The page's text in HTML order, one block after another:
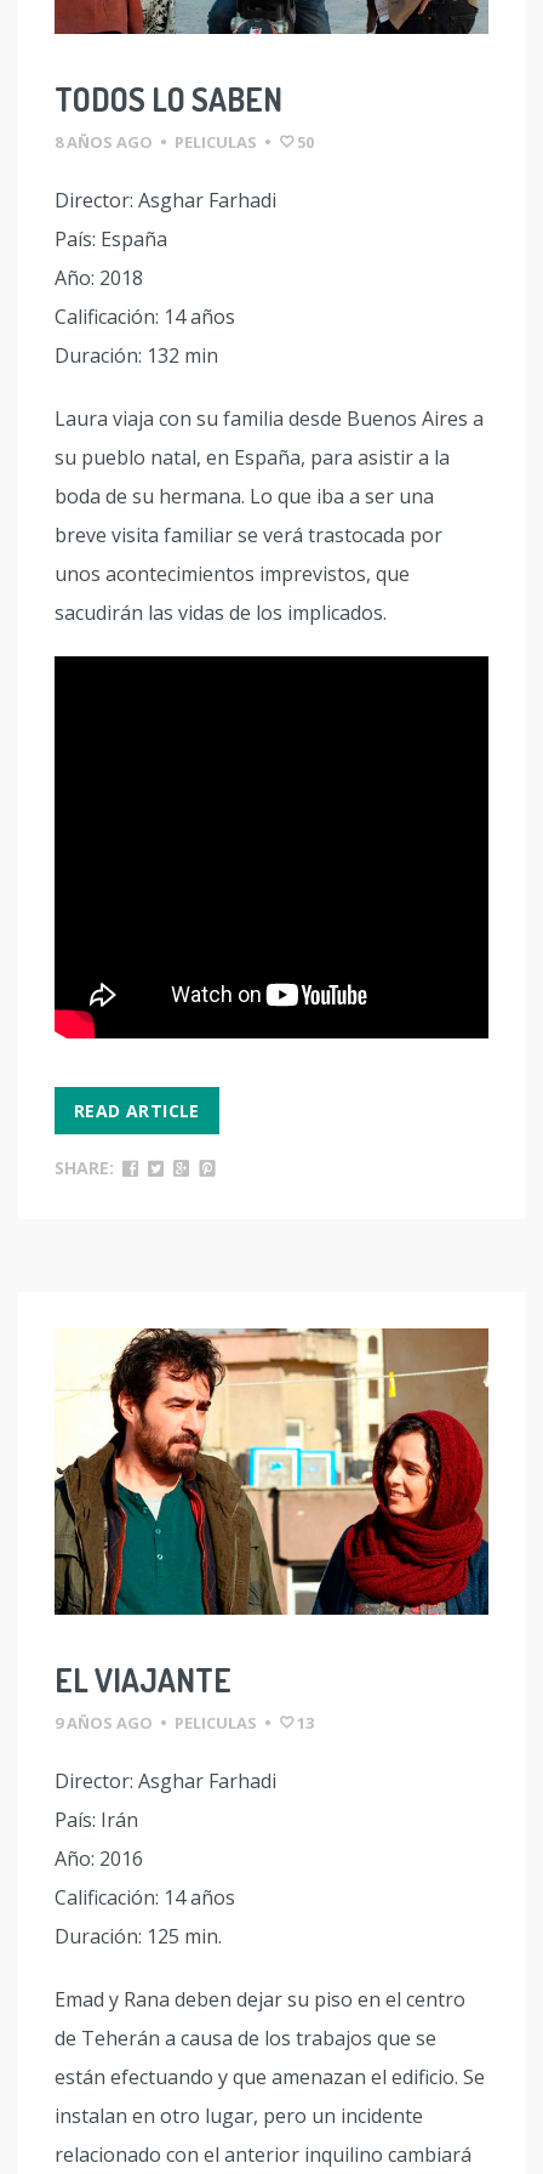
TODOS LO SABEN
8 AÑOS AGO • PELICULAS • 50
Director: Asghar Farhadi
País: España
Año: 2018
Calificación: 14 años
Duración: 132 min
Laura viaja con su familia desde Buenos Aires a
su pueblo natal, en España, para asistir a la
boda de su hermana. Lo que iba a ser una
breve visita familiar se verá trastocada por
unos acontecimientos imprevistos, que
sacudirán las vidas de los implicados.
READ ARTICLE
SHARE:
EL VIAJANTE
9 AÑOS AGO • PELICULAS • 13
Director: Asghar Farhadi
País: Irán
Año: 2016
Calificación: 14 años
Duración: 125 min.
Emad y Rana deben dejar su piso en el centro
de Teherán a causa de los trabajos que se
están efectuando y que amenazan el edificio. Se
instalan en otro lugar, pero un incidente
relacionado con el anterior inquilino cambiará